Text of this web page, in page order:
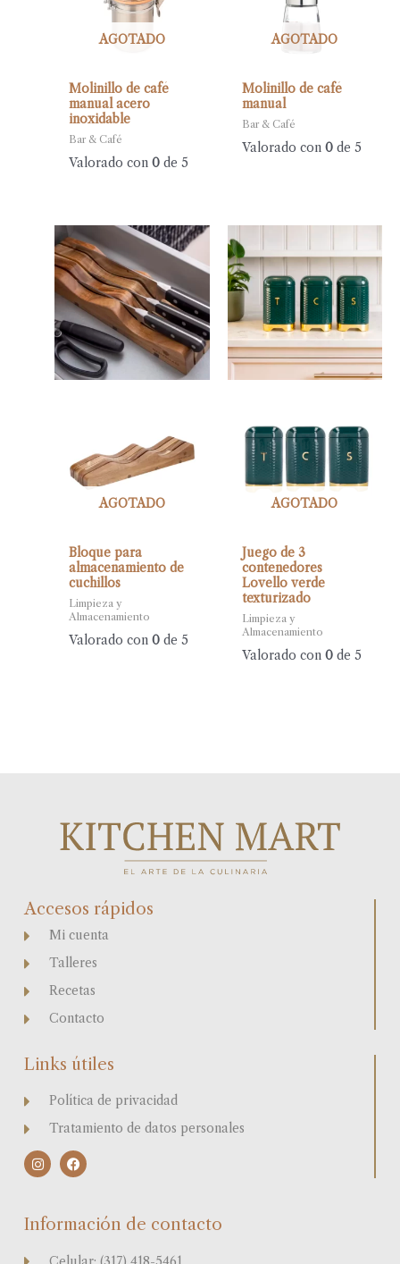
AGOTADO
Molinillo de café
manual acero
inoxidable
Bar & Café
Valorado con0 de 5
AGOTADO
Molinillo de café
manual
Bar & Café
Valorado con 0de 5
AGOTADO
Bloque para
almacenamiento de
cuchillos
Limpieza y
Almacenamiento
Valorado con0 de 5
AGOTADO
Juego de 3
contenedores
Lovello verde
texturizado
Limpieza y
Almacenamiento
Valorado con 0de 5
Accesos rápidos
Mi cuenta
Talleres
Recetas
Contacto
Links útiles
Política de privacidad
Tratamiento de datos personales
I
n
g
F
a
o
k
Información de contacto